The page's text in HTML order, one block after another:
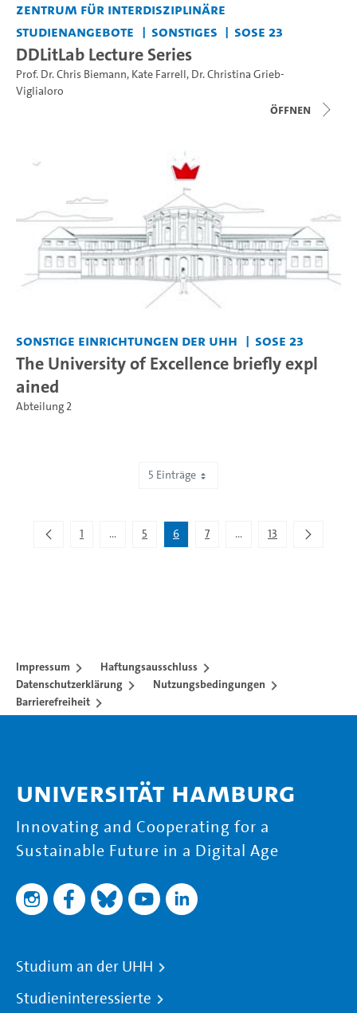
Zentrum für interdisziplinäre
Studienangebote
Sonstiges SoSe 23
DDLitLab Lecture Series
Prof. Dr. Chris Biemann, Kate Farrell, Dr. Christina Grieb-
Viglialoro
Öffnen
Sonstige Einrichtungen der UHH SoSe 23
The University of Excellence briefly expl
ained
Abteilung 2
5 Einträge
1 ...Zwischenseiten Navigieren mit TAB-Taste.
5 6 7 ...Zwischenseiten
13
Impressum
Haftungsausschluss
Datenschutzerklärung
Nutzungsbedingungen
Barrierefreiheit
Universität Hamburg
Innovating and Cooperating for a
Sustainable Future in a Digital Age
Studium an der UHH
Studieninteressierte